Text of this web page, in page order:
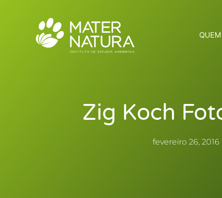
Zig Koch
fevereiro 26, 2016